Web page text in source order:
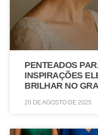
PENTEADOS
INSPIRAÇÕES
BRILHAR NO
20 DE AGOSTO DE 2025